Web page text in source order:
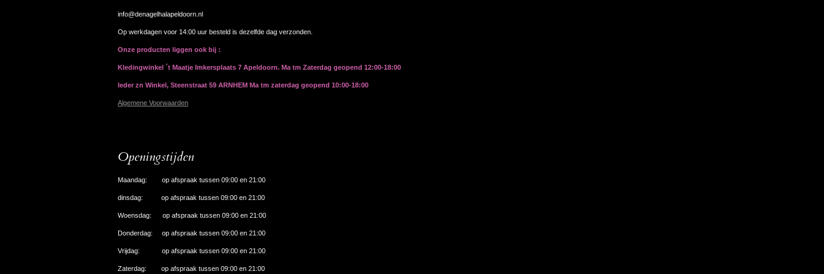
info@denagelhalapeldoorn.nl
Op werkdagen voor 14:00 uur besteld is dezelfde dag verzonden.
Onze producten liggen ook bij :
Kledingwinkel ´t Maatje Imkersplaats 7 Apeldoorn. Ma tm Zaterdag geopend 12:00-18:00
Ieder zn Winkel, Steenstraat 59 ARNHEM Ma tm zaterdag geopend 10:00-18:00
Algemene Voorwaarden
Openingstijden
Maandag: op afspraak tussen 09:00 en 21:00
dinsdag: op afspraak tussen 09:00 en 21:00
Woensdag: op afspraak tussen 09:00 en 21:00
Donderdag: op afspraak tussen 09:00 en 21:00
Vrijdag: op afspraak tussen 09:00 en 21:00
Zaterdag: op afspraak tussen 09:00 en 21:00